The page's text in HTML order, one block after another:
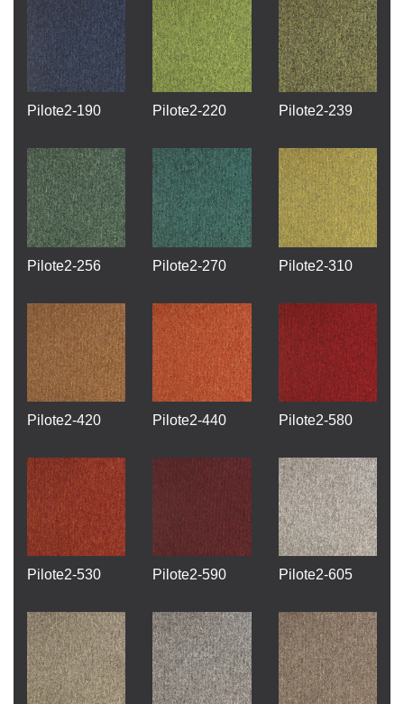
Pilote2-190 Pilote2-220 Pilote2-239
Pilote2-256 Pilote2-270 Pilote2-310
Pilote2-420 Pilote2-440 Pilote2-580
Pilote2-530 Pilote2-590 Pilote2-605